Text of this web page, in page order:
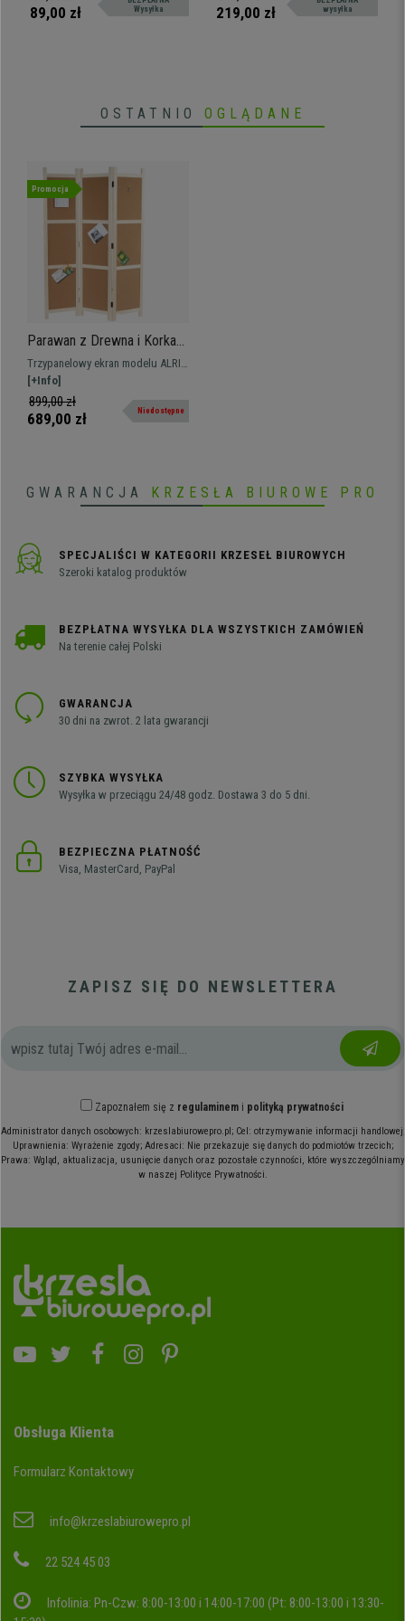
zostawiają zarysowań ani śladów
89,00 zł
Wysyłka
219,00 zł
wysyłka
OSTATNIO OGLĄDANE
Promocja
Parawan z Drewna i Korka
ALRIK, 166x120x2cm,
Bardzo Praktyczny,
Naturalne Wykończenie
Trzypanelowy ekran modelu ALRIK
łączy w sobie design i
funkcjonalność. Doskonale nadaje
się do podziału przestrzeni i
[+Info]
899,00 zł
689,00 zł Niedostępne
GWARANCJA KRZESŁA BIUROWE PRO
SPECJALIŚCI W KATEGORII KRZESEŁ BIUROWYCH
Szeroki katalog produktów
BEZPŁATNA WYSYŁKA DLA WSZYSTKICH ZAMÓWIEŃ
Na terenie całej Polski
GWARANCJA
30 dni na zwrot. 2 lata gwarancji
SZYBKA WYSYŁKA
Wysyłka w przeciągu 24/48 godz. Dostawa 3 do 5 dni.
BEZPIECZNA PŁATNOŚĆ
Visa, MasterCard, PayPal
ZAPISZ SIĘ DO NEWSLETTERA
Zapoznałem się z regulaminemi polityką prywatności
Administrator danych osobowych: krzeslabiurowepro.pl; Cel: otrzymywanie informacji handlowej;
Uprawnienia: Wyrażenie zgody; Adresaci: Nie przekazuje się danych do podmiotów trzecich;
Prawa: Wgląd, aktualizacja, usunięcie danych oraz pozostałe czynności, które wyszczególniamy
w naszej Polityce Prywatności.
Obsługa Klienta
Formularz Kontaktowy
info@krzeslabiurowepro.pl
22 524 45 03
Infolinia: Pn-Czw: 8:00-13:00 i 14:00-17:00 (Pt: 8:00-13:00 i 13:30-